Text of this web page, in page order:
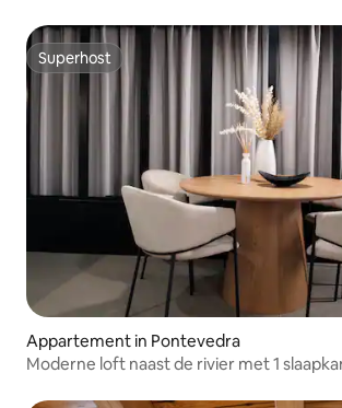
Superhost
Superhost
Appartement in Pontevedra
Moderne loft naast de rivier met 1